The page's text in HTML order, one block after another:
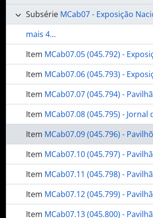
Subsérie MCab07 - Exposição Nacional de
mais 4...
Item MCab07.05 (045.792) - Exposição Nacional
Item MCab07.06 (045.793) - Exposição Nacional de 1908
Item MCab07.07 (045.794) - Pavilhão
Item MCab07.08 (045.795) - Jornal
Item MCab07.09 (045.796) - Pavilhões de
Item MCab07.10 (045.797) -
Item MCab07.11 (045.798) -
Item MCab07.12 (045.799) -
Item MCab07.13 (045.800) - Pavilhão